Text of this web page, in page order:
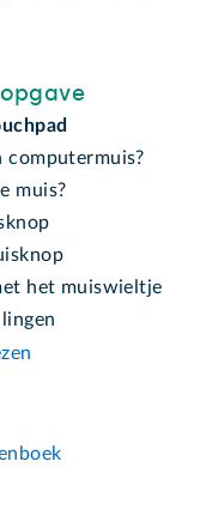
computermuis?
muis?
het muiswieltje